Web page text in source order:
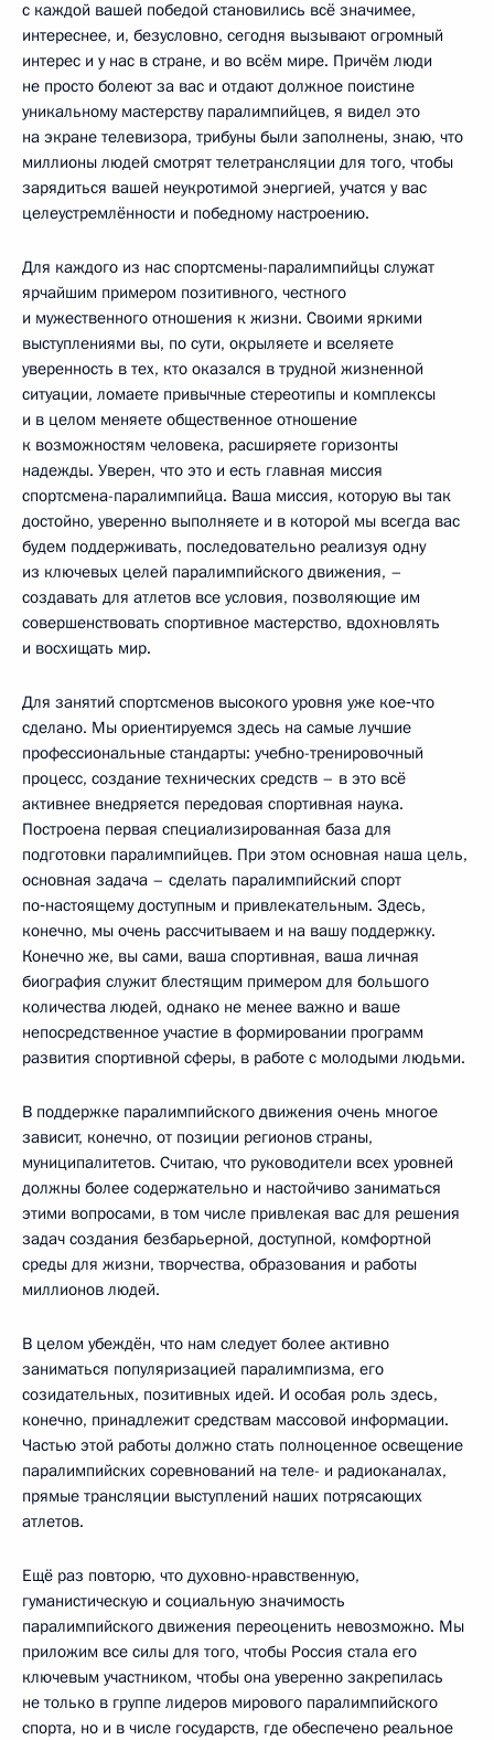
с каждой вашей победой становились всё значимее,
интереснее, и, безусловно, сегодня вызывают огромный
интерес и у нас в стране, и во всём мире. Причём люди
не просто болеют за вас и отдают должное поистине
уникальному мастерству паралимпийцев, я видел это
на экране телевизора, трибуны были заполнены, знаю, что
миллионы людей смотрят телетрансляции для того, чтобы
зарядиться вашей неукротимой энергией, учатся у вас
целеустремлённости и победному настроению.
Для каждого из нас спортсмены-паралимпийцы служат
ярчайшим примером позитивного, честного
и мужественного отношения к жизни. Своими яркими
выступлениями вы, по сути, окрыляете и вселяете
уверенность в тех, кто оказался в трудной жизненной
ситуации, ломаете привычные стереотипы и комплексы
и в целом меняете общественное отношение
к возможностям человека, расширяете горизонты
надежды. Уверен, что это и есть главная миссия
спортсмена-паралимпийца. Ваша миссия, которую вы так
достойно, уверенно выполняете и в которой мы всегда вас
будем поддерживать, последовательно реализуя одну
из ключевых целей паралимпийского движения, –
создавать для атлетов все условия, позволяющие им
совершенствовать спортивное мастерство, вдохновлять
и восхищать мир.
Для занятий спортсменов высокого уровня уже кое‑что
сделано. Мы ориентируемся здесь на самые лучшие
профессиональные стандарты: учебно-тренировочный
процесс, создание технических средств – в это всё
активнее внедряется передовая спортивная наука.
Построена первая специализированная база для
подготовки паралимпийцев. При этом основная наша цель,
основная задача – сделать паралимпийский спорт
по‑настоящему доступным и привлекательным. Здесь,
конечно, мы очень рассчитываем и на вашу поддержку.
Конечно же, вы сами, ваша спортивная, ваша личная
биография служит блестящим примером для большого
количества людей, однако не менее важно и ваше
непосредственное участие в формировании программ
развития спортивной сферы, в работе с молодыми людьми.
В поддержке паралимпийского движения очень многое
зависит, конечно, от позиции регионов страны,
муниципалитетов. Считаю, что руководители всех уровней
должны более содержательно и настойчиво заниматься
этими вопросами, в том числе привлекая вас для решения
задач создания безбарьерной, доступной, комфортной
среды для жизни, творчества, образования и работы
миллионов людей.
В целом убеждён, что нам следует более активно
заниматься популяризацией паралимпизма, его
созидательных, позитивных идей. И особая роль здесь,
конечно, принадлежит средствам массовой информации.
Частью этой работы должно стать полноценное освещение
паралимпийских соревнований на теле- и радиоканалах,
прямые трансляции выступлений наших потрясающих
атлетов.
Ещё раз повторю, что духовно-нравственную,
гуманистическую и социальную значимость
паралимпийского движения переоценить невозможно. Мы
приложим все силы для того, чтобы Россия стала его
ключевым участником, чтобы она уверенно закрепилась
не только в группе лидеров мирового паралимпийского
спорта, но и в числе государств, где обеспечено реальное